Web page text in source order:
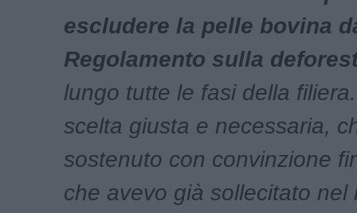
escludere la pelle bovina
Regolamento sulla
lungo tutte le fasi della
scelta giusta e necessaria,
sostenuto con convinzione
che avevo già sollecitato nel